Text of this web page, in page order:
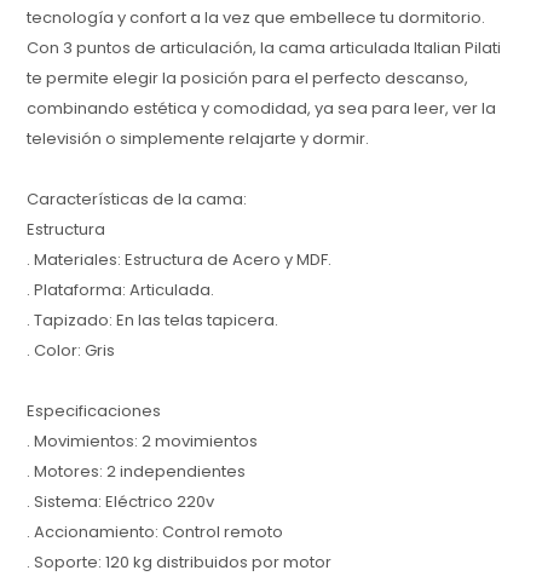
tecnología y confort a la vez que embellece tu dormitorio.
Con 3 puntos de articulación, la cama articulada Italian Pilati
te permite elegir la posición para el perfecto descanso,
combinando estética y comodidad, ya sea para leer, ver la
televisión o simplemente relajarte y dormir.
Características de la cama:
Estructura
. Materiales: Estructura de Acero y MDF.
. Plataforma: Articulada.
. Tapizado: En las telas tapicera.
. Color: Gris
Especificaciones
. Movimientos: 2 movimientos
. Motores: 2 independientes
. Sistema: Eléctrico 220v
. Accionamiento: Control remoto
. Soporte: 120 kg distribuidos por motor